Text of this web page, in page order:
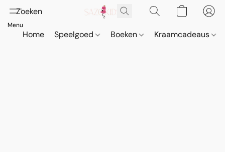
Home Speelgoed Boeken Kraamcadeaus